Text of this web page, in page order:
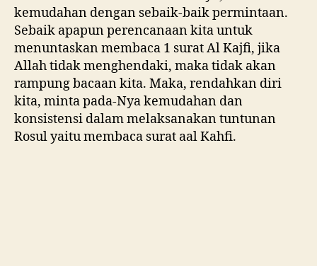
kemudahan dengan sebaik-baik permintaan.
Sebaik apapun perencanaan kita untuk
menuntaskan membaca 1 surat Al Kajfi, jika
Allah tidak menghendaki, maka tidak akan
rampung bacaan kita. Maka, rendahkan diri
kita, minta pada-Nya kemudahan dan
konsistensi dalam melaksanakan tuntunan
Rosul yaitu membaca surat aal Kahfi.